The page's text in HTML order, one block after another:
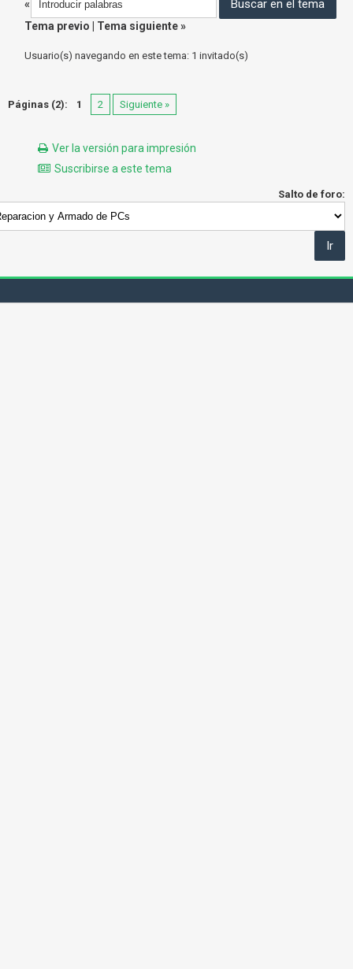
«
Tema previo
Tema siguiente»
Usuario(s) navegando en este tema: 1 invitado(s)
Páginas (2): 1 2 Siguiente »
Ver la versión para impresión
Suscribirse a este tema
Salto de foro: